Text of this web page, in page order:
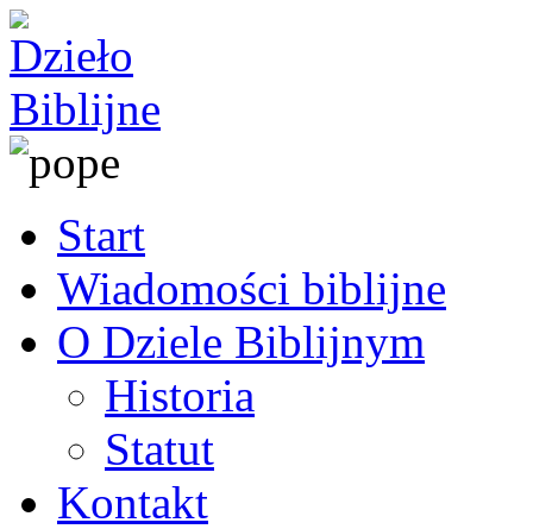
Start
Wiadomości biblijne
O Dziele Biblijnym
Historia
Statut
Kontakt